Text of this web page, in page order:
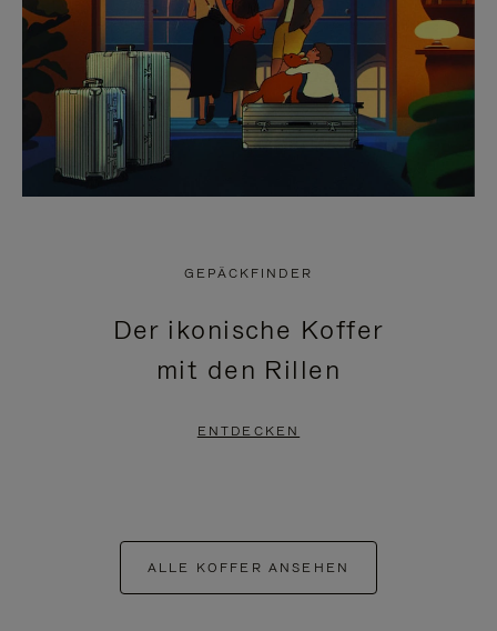
GEPÄCKFINDER
Der ikonische Koffer
mit den Rillen
ENTDECKEN
ALLE KOFFER ANSEHEN